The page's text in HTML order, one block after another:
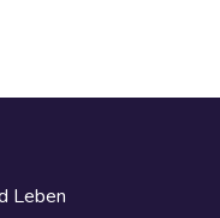
Leben